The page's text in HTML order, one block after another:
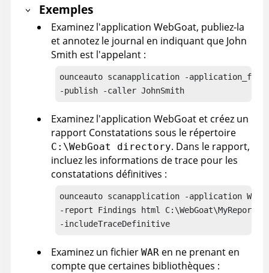
Exemples
Examinez l'application WebGoat, publiez-la
et annotez le journal en indiquant que John
Smith est l'appelant :
ounceauto scanapplication -application_file
-publish -caller JohnSmith
Examinez l'application WebGoat et créez un
rapport Constatations sous le répertoire
C:\WebGoat directory. Dans le rapport,
incluez les informations de trace pour les
constatations définitives :
ounceauto scanapplication -application
-report Findings html
-includeTraceDefinitive
Examinez un fichier WAR en ne prenant en
compte que certaines bibliothèques :